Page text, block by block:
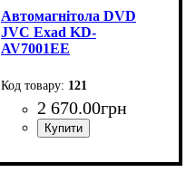
Автомагнітола DVD
JVC Exad KD-
AV7001EE
121
2 670.00грн